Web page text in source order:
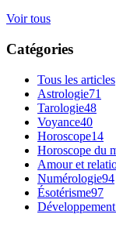
Voir tous
Catégories
Tous les articles
Astrologie71
Tarologie48
Voyance40
Horoscope14
Horoscope du
Amour et
Numérologie94
Ésotérisme97